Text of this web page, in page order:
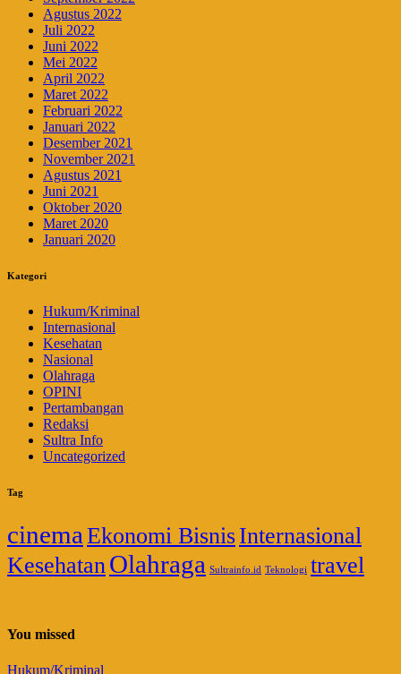
Agustus 2022
Juli 2022
Juni 2022
Mei 2022
April 2022
Maret 2022
Februari 2022
Januari 2022
Desember 2021
November 2021
Agustus 2021
Juni 2021
Oktober 2020
Maret 2020
Januari 2020
Kategori
Hukum/Kriminal
Internasional
Kesehatan
Nasional
Olahraga
OPINI
Pertambangan
Redaksi
Sultra Info
Uncategorized
Tag
cinema Ekonomi BisnisInternasional
KesehatanOlahraga Sultrainfo.id Teknologi travel
You missed
Hukum/Kriminal